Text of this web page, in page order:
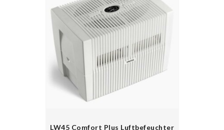
LW45 Comfort Plus Luftbefeuchter